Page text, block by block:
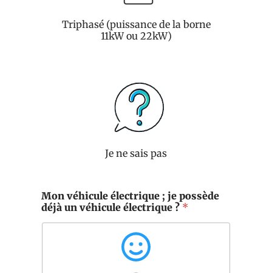
Triphasé (puissance de la borne
11kW ou 22kW)
Je ne sais pas
Mon véhicule électrique ; je possède
déjà un véhicule électrique ? *